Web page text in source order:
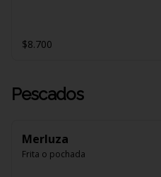
$8.700
Pescados
Merluza
Frita o pochada